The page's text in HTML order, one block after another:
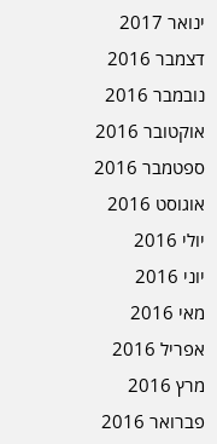
ינואר 2017
דצמבר 2016
נובמבר 2016
אוקטובר 2016
ספטמבר 2016
אוגוסט 2016
יולי 2016
יוני 2016
מאי 2016
אפריל 2016
מרץ 2016
פברואר 2016